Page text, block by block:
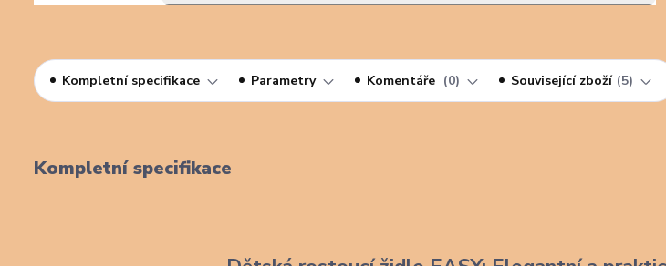
Kompletní specifikace Parametry Komentáře 0 Související zboží 5
Kompletní specifikace